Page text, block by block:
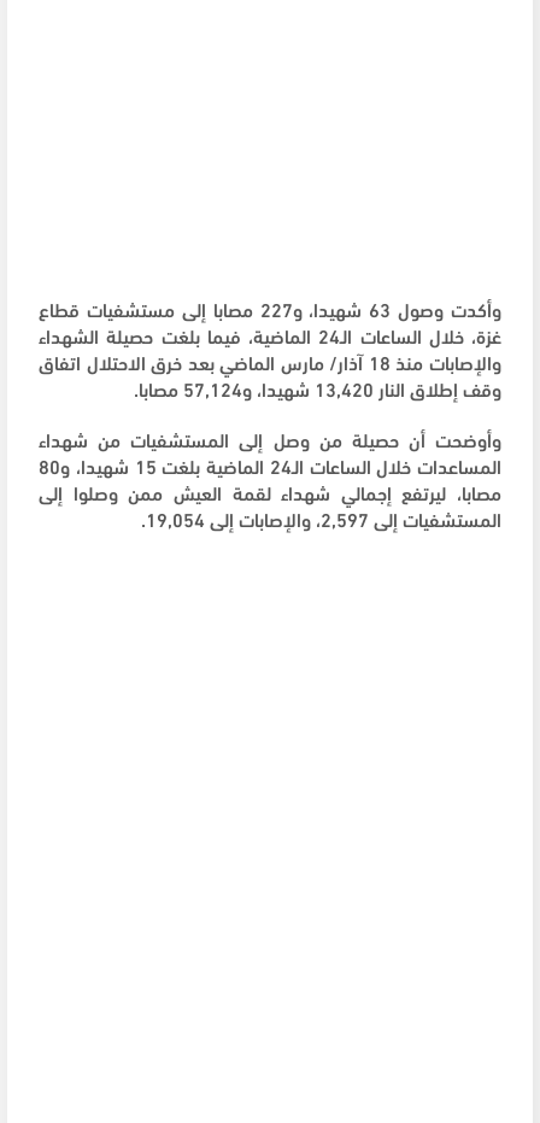
وأكدت وصول 63 شهيدا، و227 مصابا إلى مستشفيات قطاع
غزة، خلال الساعات الـ24 الماضية، فيما بلغت حصيلة الشهداء
والإصابات منذ 18 آذار/ مارس الماضي بعد خرق الاحتلال اتفاق
وقف إطلاق النار 13,420 شهيدا، و57,124 مصابا.
وأوضحت أن حصيلة من وصل إلى المستشفيات من شهداء
المساعدات خلال الساعات الـ24 الماضية بلغت 15 شهيدا، و80
مصابا، ليرتفع إجمالي شهداء لقمة العيش ممن وصلوا إلى
المستشفيات إلى 2,597، والإصابات إلى 19,054.